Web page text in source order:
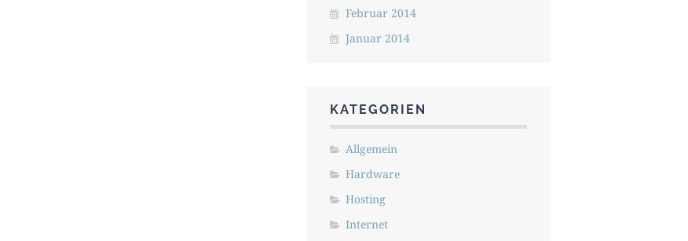
Februar 2014
Januar 2014
KATEGORIEN
Allgemein
Hardware
Hosting
Internet